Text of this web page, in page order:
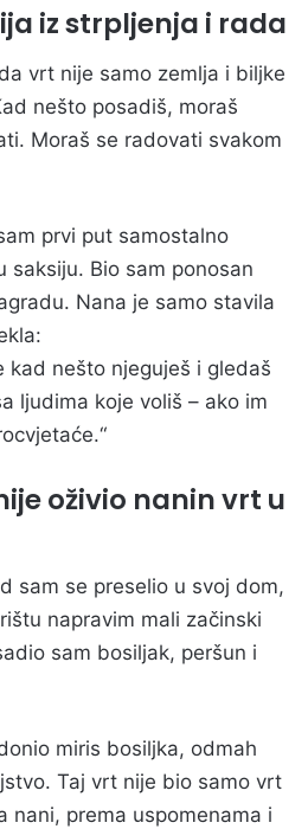
iz strpljenja i rada
vrt nije samo zemlja i biljke
nešto posadiš, moraš
Moraš se radovati svakom
prvi put samostalno
saksiju. Bio sam ponosan
Nana je samo stavila
kad nešto njeguješ i gledaš
ljudima koje voliš – ako im
oživio nanin vrt u
sam se preselio u svoj dom,
napravim mali začinski
sam bosiljak, peršun i
miris bosiljka, odmah
Taj vrt nije bio samo vrt
nani, prema uspomenama i